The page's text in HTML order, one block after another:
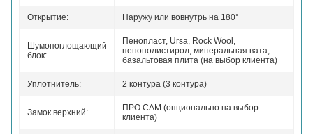
Открытие: Наружу или вовнутрь на 180°
Шумопоглощающий
блок:
Пенопласт, Ursa, Rock Wool,
пенополистирол, минеральная вата,
базальтовая плита (на выбор клиента)
Уплотнитель: 2 контура (3 контура)
Замок верхний:
ПРО САМ (опционально на выбор
клиента)